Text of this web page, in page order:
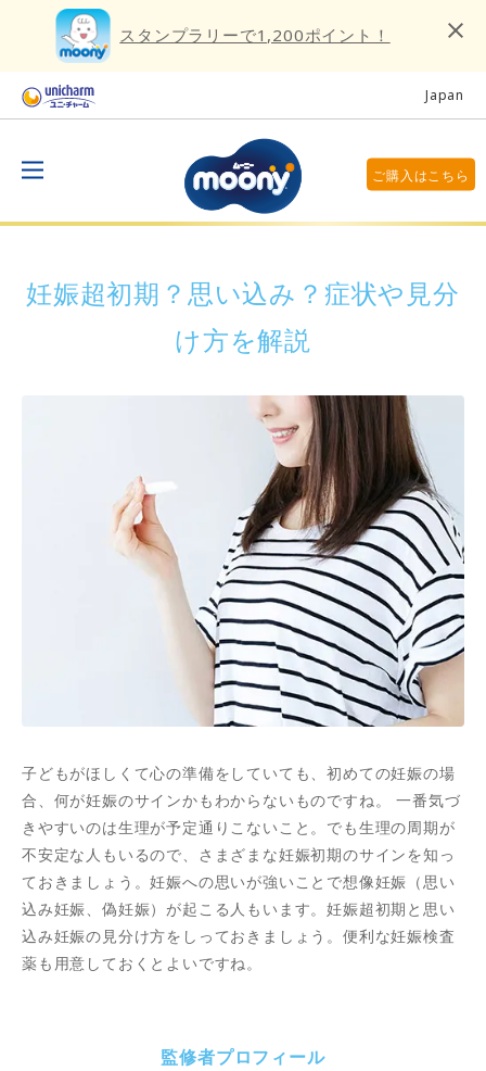
スタンプラリーで1,200ポイント！
Japan
ご購入はこちら
妊娠超初期？思い込み？症状や見分
け方を解説
子どもがほしくて心の準備をしていても、初めての妊娠の場
合、何が妊娠のサインかもわからないものですね。 一番気づ
きやすいのは生理が予定通りこないこと。でも生理の周期が
不安定な人もいるので、さまざまな妊娠初期のサインを知っ
ておきましょう。妊娠への思いが強いことで想像妊娠（思い
込み妊娠、偽妊娠）が起こる人もいます。妊娠超初期と思い
込み妊娠の見分け方をしっておきましょう。便利な妊娠検査
薬も用意しておくとよいですね。
監修者プロフィール